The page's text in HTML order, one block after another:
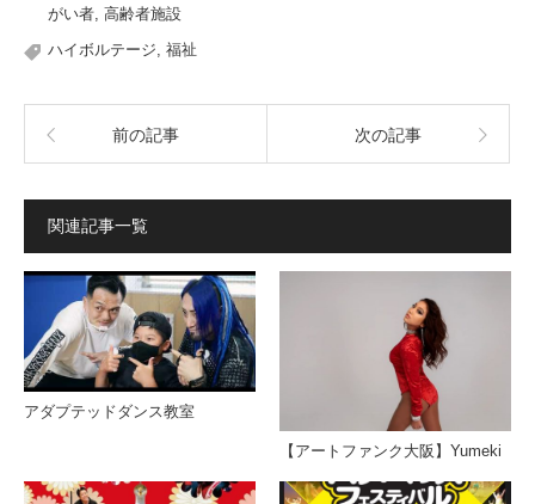
がい者 高齢者施設
ハイボルテージ 福祉
前の記事 次の記事
関連記事一覧
アダプテッドダンス教室
【アートファンク大阪】Yumeki